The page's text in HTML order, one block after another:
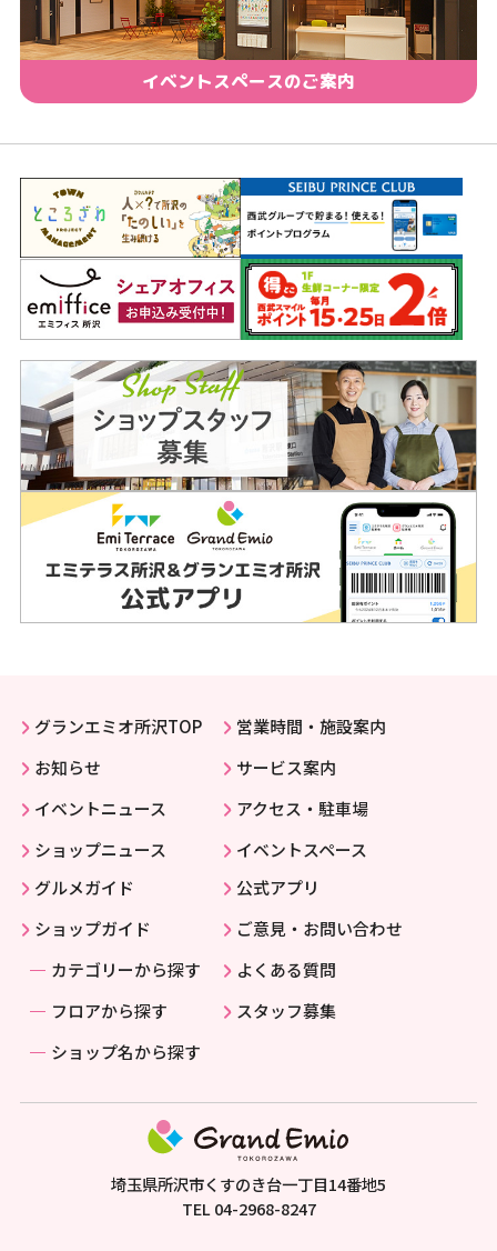
イベントスペースのご案内
グランエミオ所沢TOP
お知らせ
イベントニュース
ショップニュース
グルメガイド
ショップガイド
カテゴリーから探す
フロアから探す
ショップ名から探す
営業時間・施設案内
サービス案内
アクセス・駐車場
イベントスペース
公式アプリ
ご意見・お問い合わせ
よくある質問
スタッフ募集
埼玉県所沢市くすのき台一丁目14番地5
TEL 04-2968-8247